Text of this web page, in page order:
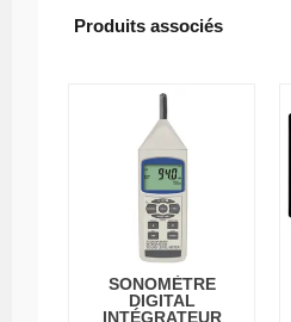
Produits associés
SONOMÈTRE
DIGITAL
INTÉGRATEUR